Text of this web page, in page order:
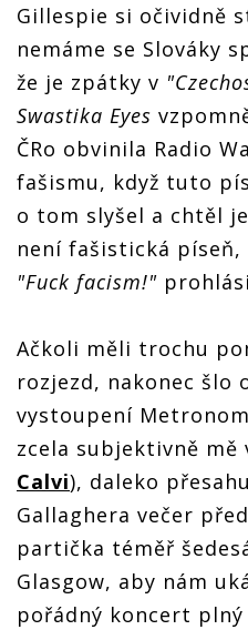
Gillespie si očividně
nemáme se Slováky
že je zpátky v
Swastika Eyes
ČRo obvinila Radio
fašismu, když tuto
o tom slyšel a chtěl
není fašistická
"Fuck facism!"
Ačkoli měli trochu
rozjezd, nakonec šlo
vystoupení
zcela subjektivně mě
Calvi), daleko
Gallaghera večer
partička téměř
Glasgow, aby nám
pořádný koncert plný